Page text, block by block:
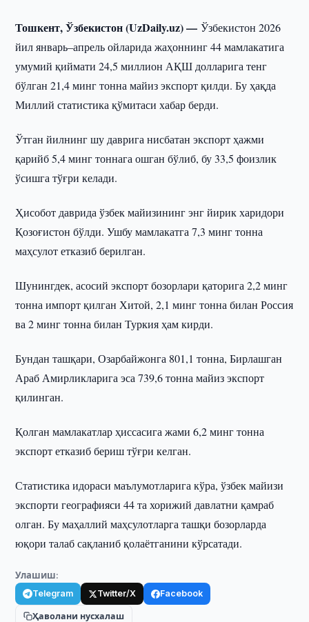
Тошкент, Ўзбекистон (UzDaily.uz) —Ўзбекистон 2026
йил январь–апрель ойларида жаҳоннинг 44 мамлакатига
умумий қиймати 24,5 миллион АҚШ долларига тенг
бўлган 21,4 минг тонна майиз экспорт қилди. Бу ҳақда
Миллий статистика қўмитаси хабар берди.
Ўтган йилнинг шу даврига нисбатан экспорт ҳажми
қарийб 5,4 минг тоннага ошган бўлиб, бу 33,5 фоизлик
ўсишга тўғри келади.
Ҳисобот даврида ўзбек майизининг энг йирик харидори
Қозоғистон бўлди. Ушбу мамлакатга 7,3 минг тонна
маҳсулот етказиб берилган.
Шунингдек, асосий экспорт бозорлари қаторига 2,2 минг
тонна импорт қилган Хитой, 2,1 минг тонна билан Россия
ва 2 минг тонна билан Туркия ҳам кирди.
Бундан ташқари, Озарбайжонга 801,1 тонна, Бирлашган
Араб Амирликларига эса 739,6 тонна майиз экспорт
қилинган.
Қолган мамлакатлар ҳиссасига жами 6,2 минг тонна
экспорт етказиб бериш тўғри келган.
Статистика идораси маълумотларига кўра, ўзбек майизи
экспорти географияси 44 та хорижий давлатни қамраб
олган. Бу маҳаллий маҳсулотларга ташқи бозорларда
юқори талаб сақланиб қолаётганини кўрсатади.
Улашиш:
Telegram Twitter/X Facebook
Ҳаволани нусхалаш